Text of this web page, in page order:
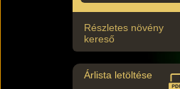
Részletes növény
kereső
Árlista letöltése